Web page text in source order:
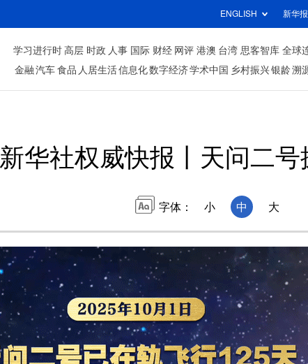
ENGLISH 新华
学习进行时 高层 时政 人事 国际 财经 网评 港澳 台湾 思客智库 全球
金融 汽车 食品 人居生活信息化数字经济学术中国 乡村振兴银龄溯
新华社权威快报丨天问二
字体： 小 中 大